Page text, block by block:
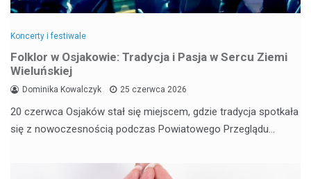
Koncerty i festiwale
Folklor w Osjakowie: Tradycja i Pasja w Sercu Ziemi
Wieluńskiej
Dominika Kowalczyk 25 czerwca 2026
20 czerwca Osjaków stał się miejscem, gdzie tradycja spotkała
się z nowoczesnością podczas Powiatowego Przeglądu…